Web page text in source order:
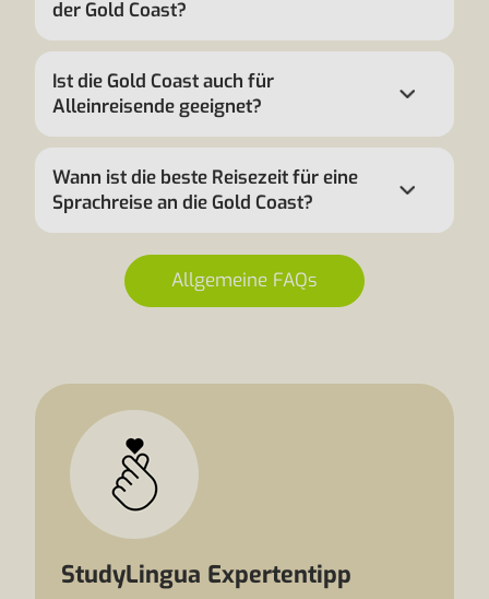
der Gold Coast?
Ist die Gold Coast auch für
Alleinreisende geeignet?
Wann ist die beste Reisezeit für eine
Sprachreise an die Gold Coast?
Allgemeine FAQs
StudyLingua Expertentipp